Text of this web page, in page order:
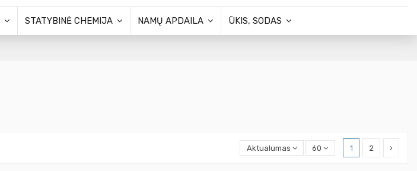
STATYBINĖ CHEMIJA NAMŲ APDAILA ŪKIS, SODAS
Aktualumas 60 1 2